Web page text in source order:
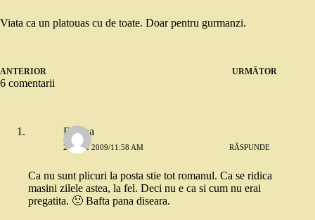
Viata ca un platouas cu de toate. Doar pentru gurmanzi.
ANTERIOR URMĂTOR
6 comentarii
Dorina
21 MAI 2009/11:58 AM RĂSPUNDE
Ca nu sunt plicuri la posta stie tot romanul. Ca se ridica
masini zilele astea, la fel. Deci nu e ca si cum nu erai
pregatita. 🙂 Bafta pana diseara.